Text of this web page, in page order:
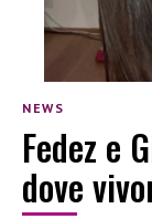
NEWS
Fedez e
dove